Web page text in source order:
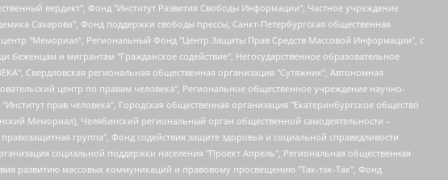
Межрегиональное общественное движение "Российская ЛГБТ - сеть", Оленичев Максим Владимирович, Павлов Иван Юрьевич, Скворцова Елена Сергеевна, Общество с ограниченной ответственностью "Как бы инагент", Кочетков Игорь Викторович, Общество с ограниченной ответственностью "Честные выборы", Еланчик Олег Александрович, Общество с ограниченной ответственностью "Нобелевский призыв", Гималова Регина Эмилевна, Григорьев Андрей Валерьевич, Григорьева Алина Александровна, Ассоциация по содействию защите прав призывников, альтернативнослужащих и военнослужащих "Правозащитная группа "Гражданин.Армия.Право", Хисамова Регина Фаритовна, Автономная некоммерческая организация по реализации социально-правовых программ "Лилит", Дальневосточное общественное движение "Маяк", Санкт-Петербургская ЛГБТ-инициативная группа "Выход", Инициативная группа ЛГБТ+ "Реверс", Алексеев Андрей Викторович, Бекбулатова Таисия Львовна, Беляев Иван Михайлович, Владыкина Елена Сергеевна, Гельман Марат Александрович, Никульшина Вероника Юрьевна, Толоконникова Надежда Андреевна, Шендерович Виктор Анатольевич, Общество с ограниченной ответственностью "Данное сообщение", Общество с ограниченной ответственностью Издательский дом "Новая глава", Айнбиндер Александра Александровна, Московский комьюнити-центр для ЛГБТ+инициатив, Благотворительный фонд развития филантропии, Deutsche Welle (Германия, Kurt-Schumacher-Strasse 3, 53113 Bonn), Борзунова Мария Михайловна, Воробьев Виктор Викторович, Голубева Анна Львовна, Константинова Алла Михайловна, Малкова Ирина Владимировна, Мурадов Мурад Абдулгалимович, Осетинская Елизавета Николаевна, Понасенков Евгений Николаевич, Ганапольский Матвей Юрьевич, Киселев Евгений Алексеевич, Борухович Ирина Григорьевна, Дремин Иван Тимофеевич, Дубровский Дмитрий Викторович, Красноярская региональная общественная организация поддержки и развития альтернативных образовательных технологий и межкультурных коммуникаций "ИНТЕРРА", Маяковская Екатерина Алексеевна, Фейгин Марк Захарович, Филимонов Андрей Викторович, Дзугкоева Регина Николаевна, Доброхотов Роман Александрович, Дудь Юрий Александрович, Елкин Сергей Владимирович, Кругликов Кирилл Игоревич, Сабунаева Мария Леонидовна, Семенов Алексей Владимирович, Шаинян Карен Багратович, Шульман Екатерина Михайловна, Асафьев Артур Валерьевич, Вахштайн Виктор Семенович, Венедиктов Алексей Алексеевич, Лушникова Екатерина Евгеньевна, Волков Леонид Михайлович, Невзоров Александр Глебович, Пархоменко Сергей Борисович, Сироткин Ярослав Николаевич, Кара-Мурза Владимир Владимирович, Баранова Наталья Владимировна, Гозман Леонид Яковлевич, Кагарлицкий Борис Юльевич, Климарев Михаил Валерьевич, Милов Владимир Станиславович, Автономная некоммерческая организация Краснодарский центр современного искусства "Типография", Моргенштерн Алишер Тагирович, Соболь Любовь Эдуардовна, Общество с ограниченной ответственностью "ЛИЗА НОРМ", Каспаров Гарри Кимович, Ходорковский Михаил Борисович, Общество с ограниченной ответственностью "Апрельские тезисы", Данилович Ирина Брониславовна, Кашин Олег Владимирович, Петров Николай Владимирович, Пивоваров Алексей Владимирович, Соколов Михаил Владимирович, Цветкова Юлия Владимировна, Чичваркин Евгений Александрович, Комитет против пыток/Команда против пыток, Общество с ограниченной ответственностью "Первый научный", Общество с ограниченной ответственностью "Вертолет и ко", Белоцерковская Вероника Борисовна, Кац Максим Евгеньевич, Лазарева Татьяна Юрьевна, Шаведдинов Руслан Табризович, Яшин Илья Валерьевич, Общество с ограниченной ответственностью "Иноагент ААВ", Алешковский Дмитрий Петрович, Альбац Евгения Марковна, Быков Дмитрий Львович, Галямина Юлия Евгеньевна, Лойко Сергей Леонидович, Мартынов Кирилл Константинович, Медведев Сергей Александрович, Крашенинников Федор Геннадиевич, Гордеева Катерина Вл